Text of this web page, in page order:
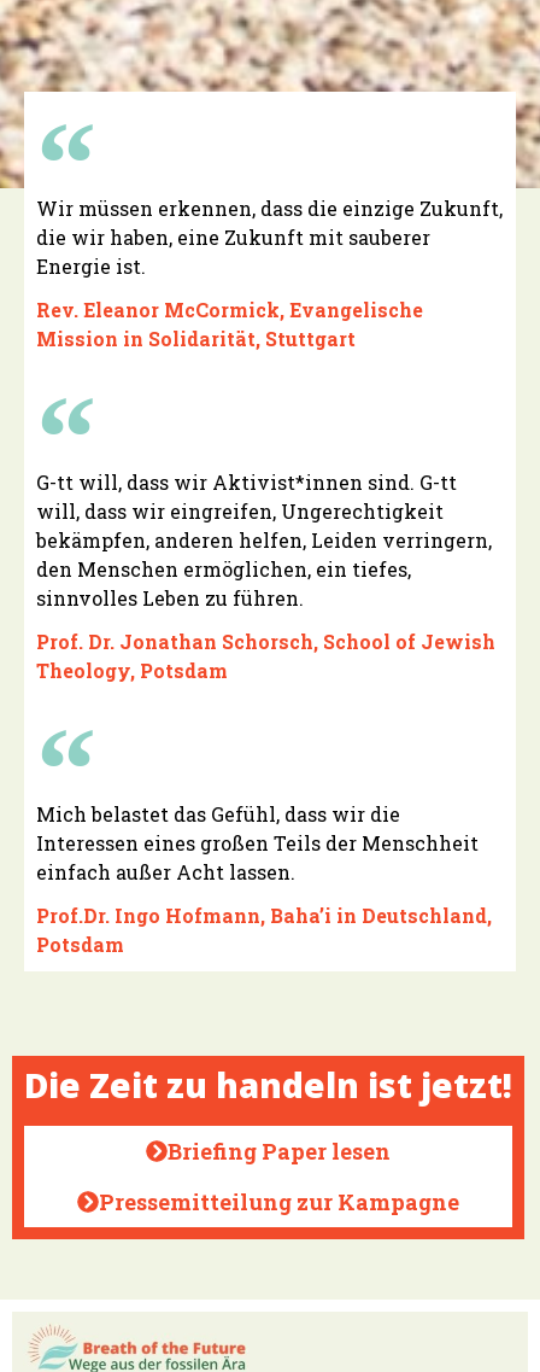
Wir müssen erkennen, dass die einzige Zukunft,
die wir haben, eine Zukunft mit sauberer
Energie ist.
Rev. Eleanor McCormick, Evangelische
Mission in Solidarität, Stuttgart
G-tt will, dass wir Aktivist*innen sind. G-tt
will, dass wir eingreifen, Ungerechtigkeit
bekämpfen, anderen helfen, Leiden verringern,
den Menschen ermöglichen, ein tiefes,
sinnvolles Leben zu führen.
Prof. Dr. Jonathan Schorsch, School of Jewish
Theology, Potsdam
Mich belastet das Gefühl, dass wir die
Interessen eines großen Teils der Menschheit
einfach außer Acht lassen.
Prof.Dr. Ingo Hofmann, Baha’i in Deutschland,
Potsdam
Die Zeit zu handeln ist jetzt!
Briefing Paper lesen
Pressemitteilung zur Kampagne